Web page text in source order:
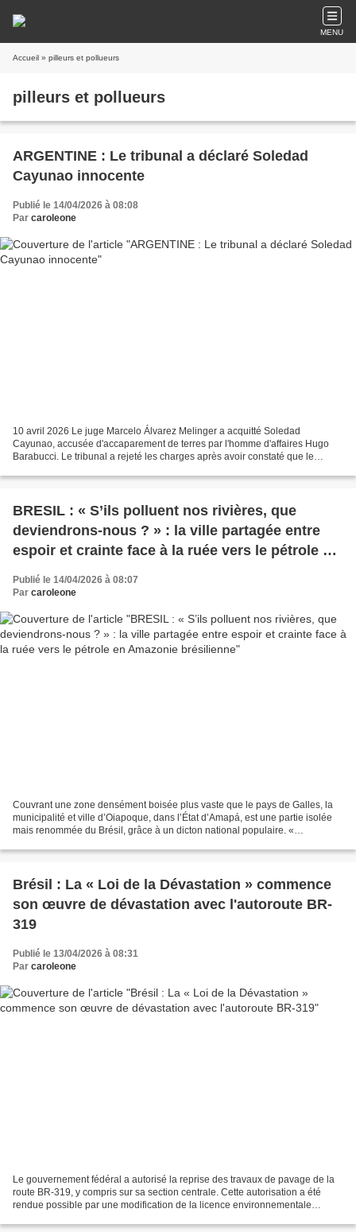
MENU
Accueil » pilleurs et pollueurs
pilleurs et pollueurs
ARGENTINE : Le tribunal a déclaré Soledad
Cayunao innocente
Publié le 14/04/2026 à 08:08
Par caroleone
10 avril 2026 Le juge Marcelo Álvarez Melinger a acquitté Soledad
Cayunao, accusée d'accaparement de terres par l'homme d'affaires Hugo
Barabucci. Le tribunal a rejeté les charges après avoir constaté que le
BRESIL : « S’ils polluent nos rivières, que
deviendrons-nous ? » : la ville partagée entre
espoir et crainte face à la ruée vers le pétrole en
Publié le 14/04/2026 à 08:07
Par caroleone
Couvrant une zone densément boisée plus vaste que le pays de Galles, la
municipalité et ville d’Oiapoque, dans l’État d’Amapá, est une partie isolée
mais renommée du Brésil, grâce à un dicton national populaire. «
Brésil : La « Loi de la Dévastation » commence
son œuvre de dévastation avec l'autoroute BR-
319
Publié le 13/04/2026 à 08:31
Par caroleone
Le gouvernement fédéral a autorisé la reprise des travaux de pavage de la
route BR-319, y compris sur sa section centrale. Cette autorisation a été
rendue possible par une modification de la licence environnementale